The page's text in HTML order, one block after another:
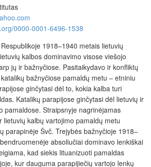
0000-0001-6496-1538
1918–1940 metais lietuvių
kalbos dominavimo visose viešojo
jų ir bažnyčiose. Pasitaikydavo ir konfliktų
bažnyčiose pamaldų metu – etniniu
ginčytasi dėl to, kokia kalba turi
Katalikų parapijose ginčytasi dėl lietuvių ir
pamaldose. Straipsnyje nagrinėjamas
lietuvių kalbų vartojimo pamaldų metu
parapinėje Švč. Trejybės bažnyčioje 1918–
absoliučiai dominavo lenkiškai
kad siekis lituanizuoti pamaldas
kur dauguma parapijiečių vartojo lenkų